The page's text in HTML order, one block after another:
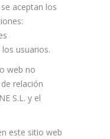
aceptan los
usuarios.
web no
relación
S.L. y el
este sitio web